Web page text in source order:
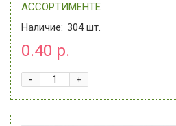
АССОРТИМЕНТЕ
Наличие: 304шт.
0.40 р.
+
-